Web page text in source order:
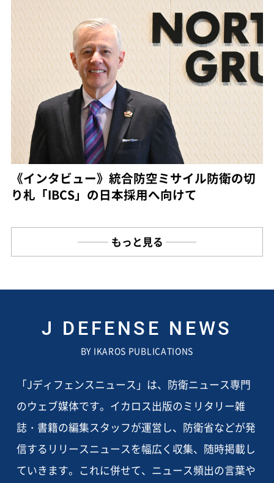
《インタビュー》統合防空ミサイル防衛の切
り札「IBCS」の日本採用へ向けて
もっと見る
J DEFENSE NEWS
BY IKAROS PUBLICATIONS
「Jディフェンスニュース」は、防衛ニュース専門
のウェブ媒体です。イカロス出版のミリタリー雑
誌・書籍の編集スタッフが運営し、防衛省などが発
信するリリースニュースを幅広く収集、随時掲載し
ていきます。これに併せて、ニュース頻出の言葉や